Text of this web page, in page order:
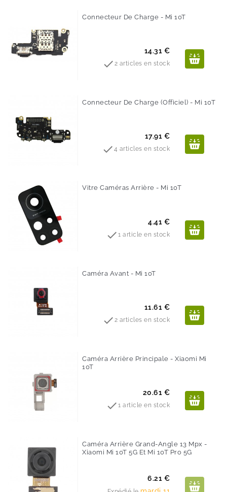
Connecteur De Charge - Mi 10T
Prix
14.31 €
 2 articles en stock
Connecteur De Charge (Officiel) - Mi 10T
Prix
17.91 €
 4 articles en stock
Vitre Caméras Arrière - Mi 10T
Prix
4.41 €
1 article en stock
Caméra Avant - Mi 10T
Prix
11.61 €
 2 articles en stock
Caméra Arrière Principale - Xiaomi Mi
10T
Prix
20.61 €
1 article en stock
Caméra Arrière Grand-Angle 13 Mpx -
Xiaomi Mi 10T 5G Et Mi 10T Pro 5G
Prix
6.21 €